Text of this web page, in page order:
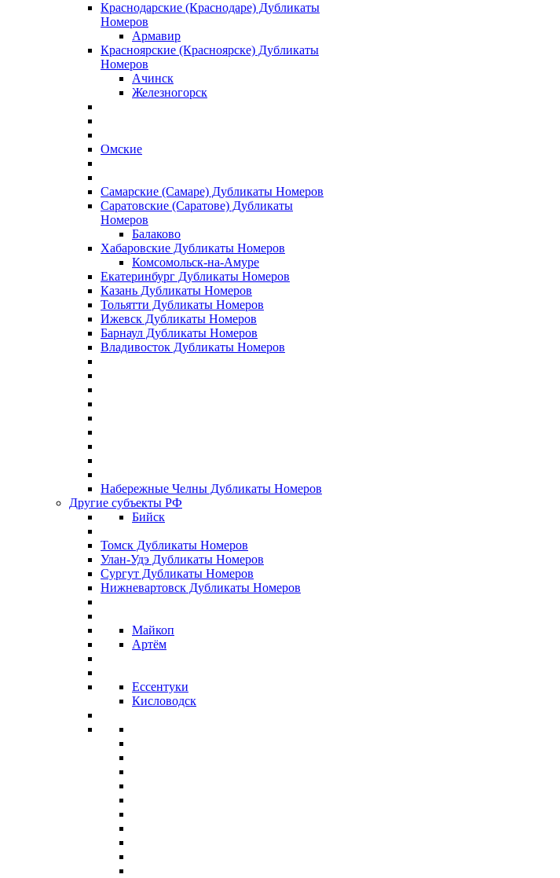
Краснодарские (Краснодаре) Дубликаты
Номеров
Армавир
Красноярские (Красноярске) Дубликаты
Номеров
Ачинск
Железногорск
Омские
Самарские (Самаре) Дубликаты Номеров
Саратовские (Саратове) Дубликаты
Номеров
Балаково
Хабаровские Дубликаты Номеров
Комсомольск-на-Амуре
Екатеринбург Дубликаты Номеров
Казань Дубликаты Номеров
Тольятти Дубликаты Номеров
Ижевск Дубликаты Номеров
Барнаул Дубликаты Номеров
Владивосток Дубликаты Номеров
Набережные Челны Дубликаты Номеров
Другие субъекты РФ
Бийск
Томск Дубликаты Номеров
Улан-Удэ Дубликаты Номеров
Сургут Дубликаты Номеров
Нижневартовск Дубликаты Номеров
Майкоп
Артём
Ессентуки
Кисловодск